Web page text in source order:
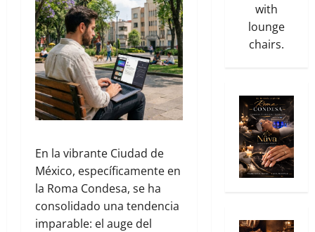
En la vibrante Ciudad de
México, específicamente en
la Roma Condesa, se ha
consolidado una tendencia
imparable: el auge del
with
lounge
chairs.